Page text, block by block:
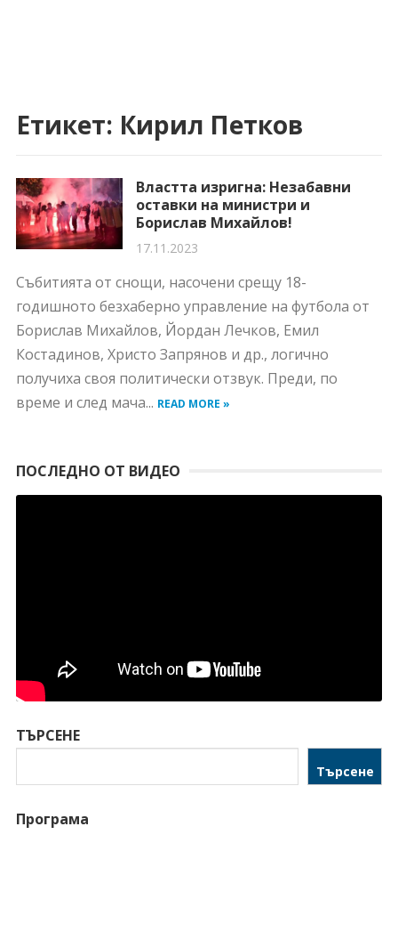
Етикет: Кирил Петков
Властта изригна: Незабавни
оставки на министри и
Борислав Михайлов!
17.11.2023
Събитията от снощи, насочени срещу 18-
годишното безхаберно управление на футбола от
Борислав Михайлов, Йордан Лечков, Емил
Костадинов, Христо Запрянов и др., логично
получиха своя политически отзвук. Преди, по
време и след мача... READ MORE »
ПОСЛЕДНО ОТ ВИДЕО
ТЪРСЕНЕ
Търсене
Програма